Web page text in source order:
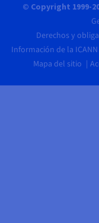
© Copyright 1999-
Derechos y
Información de la
Mapa del sitio